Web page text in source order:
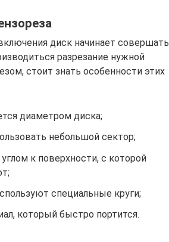
диск начинает совершать
разрезание нужной
стоит знать особенности этих
диаметром диска;
небольшой сектор;
к поверхности, с которой
специальные круги;
который быстро портится.